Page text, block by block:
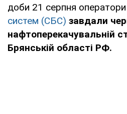
доби 21 серпня оператори
систем (СБС) завдали
нафтоперекачувальній
Брянській області РФ.